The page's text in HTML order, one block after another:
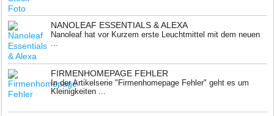
NANOLEAF ESSENTIALS & ALEXA
Nanoleaf hat vor Kurzem erste Leuchtmittel mit dem neuen
...
FIRMENHOMEPAGE FEHLER
In der Artikelserie "Firmenhomepage Fehler" geht es um
Kleinigkeiten ...